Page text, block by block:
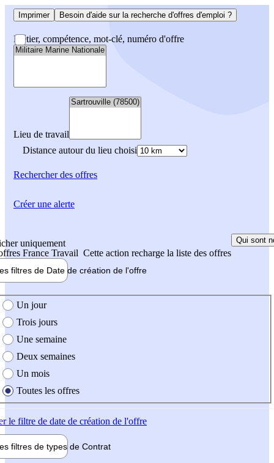
Imprimer Besoin d'aide sur la recherche d'offres d'emploi ?
Métier, compétence, mot-clé, numéro d'offre
Lieu de travail
Distance autour du lieu choisi
Rechercherdes offres
uniquement
France Travail Cette action recharge la liste des offres
Qui sont
filtres de Date de création de l'offre
création de l'offre
Un jour
Trois jours
Une semaine
Deux semaines
Un mois
Toutes les offres
le filtre de date de création de l'offre
filtres de types de Contrat
Créer une alerte